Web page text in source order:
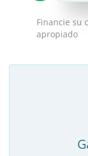
Financie su
apropiado